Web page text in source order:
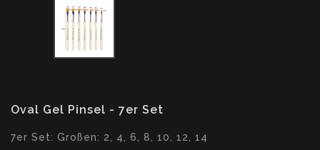
Oval Gel Pinsel - 7er Set
Translation
7er Set: Großen: 2, 4, 6, 8, 10, 12, 14